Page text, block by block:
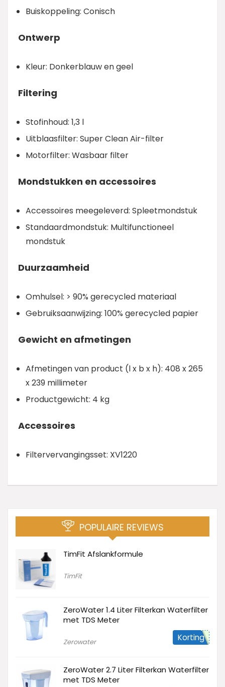
Buiskoppeling: Conisch
Ontwerp
Kleur: Donkerblauw en geel
Filtering
Stofinhoud: 1,3 l
Uitblaasfilter: Super Clean Air-filter
Motorfilter: Wasbaar filter
Mondstukken en accessoires
Accessoires meegeleverd: Spleetmondstuk
Standaardmondstuk: Multifunctioneel
mondstuk
Duurzaamheid
Omhulsel: > 90% gerecycled materiaal
Gebruiksaanwijzing: 100% gerecycled papier
Gewicht en afmetingen
Afmetingen van product (l x b x h): 408 x 265
x 239 millimeter
Productgewicht: 4 kg
Accessoires
Filtervervangingsset: XV1220
POPULAIRE REVIEWS
TimFit Afslankformule
TimFit
ZeroWater 1.4 Liter Filterkan Waterfilter
met TDS Meter
Zerowater Korting
ZeroWater 2.7 Liter Filterkan Waterfilter
met TDS Meter